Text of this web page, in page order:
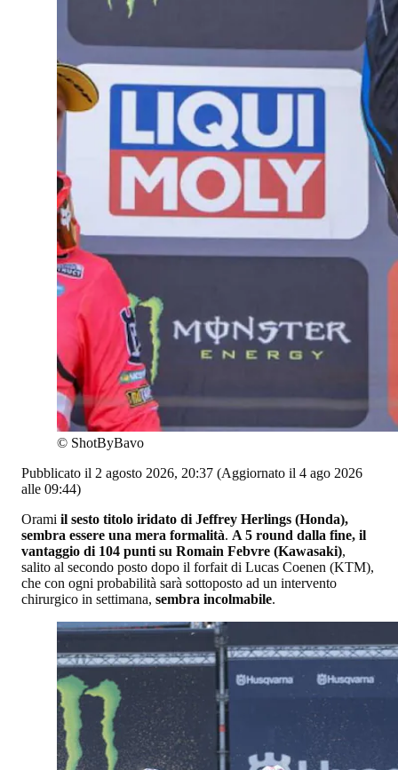
© ShotByBavo
Pubblicato il 2 agosto 2026, 20:37 (Aggiornato il 4 ago 2026
alle 09:44)
Orami il sesto titolo iridato di Jeffrey Herlings (Honda),
sembra essere una mera formalità. A 5 round dalla fine, il
vantaggio di 104 punti su Romain Febvre (Kawasaki),
salito al secondo posto dopo il forfait di Lucas Coenen (KTM),
che con ogni probabilità sarà sottoposto ad un intervento
chirurgico in settimana, sembra incolmabile.